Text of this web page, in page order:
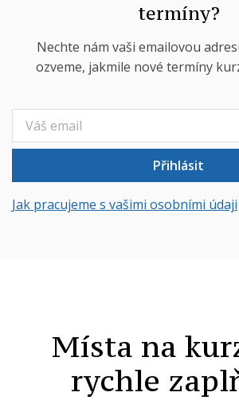
termíny?
Nechte nám vaši emailovou
ozveme, jakmile nové termíny
Přihlásit
Jak pracujeme s vašimi osobními údaji
Místa na
rychle